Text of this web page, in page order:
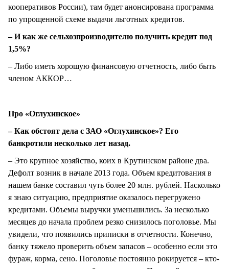
кооперативов России), там будет анонсирована программа
по упрощенной схеме выдачи льготных кредитов.
– И как же сельхозпроизводителю получить кредит под
1,5%?
– Либо иметь хорошую финансовую отчетность, либо быть
членом АККОР…
Про «Оглухинское»
– Как обстоят дела с ЗАО «Оглухинское»? Его
банкротили несколько лет назад.
– Это крупное хозяйство, коих в Крутинском районе два.
Дефолт возник в начале 2013 года. Объем кредитования в
нашем банке составил чуть более 20 млн. рублей. Насколько
я знаю ситуацию, предприятие оказалось перегружено
кредитами. Объемы выручки уменьшились. За несколько
месяцев до начала проблем резко снизилось поголовье. Мы
увидели, что появились приписки в отчетности. Конечно,
банку тяжело проверить объем запасов – особенно если это
фураж, корма, сено. Поголовье постоянно рокируется – кто-